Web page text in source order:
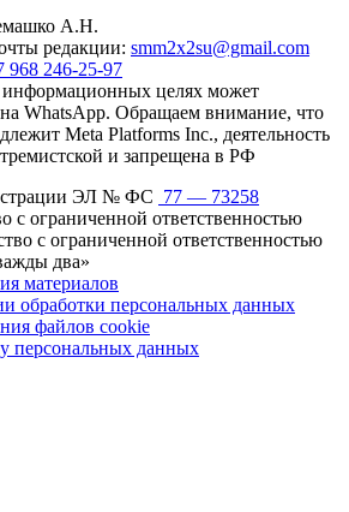
А.Н.
редакции: smm2x2su@gmail.com
968 246-25-97
информационных целях может
на WhatsApp. Обращаем внимание, что
Meta Platforms Inc., деятельность
и запрещена в РФ
ЭЛ № ФС 77 — 73258
с ограниченной ответственностью
с ограниченной ответственностью
два»
материалов
обработки персональных данных
файлов cookie
персональных данных